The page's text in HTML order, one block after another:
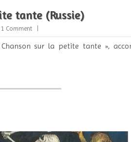
tante (Russie)
1 Comment
sur la petite tante »,